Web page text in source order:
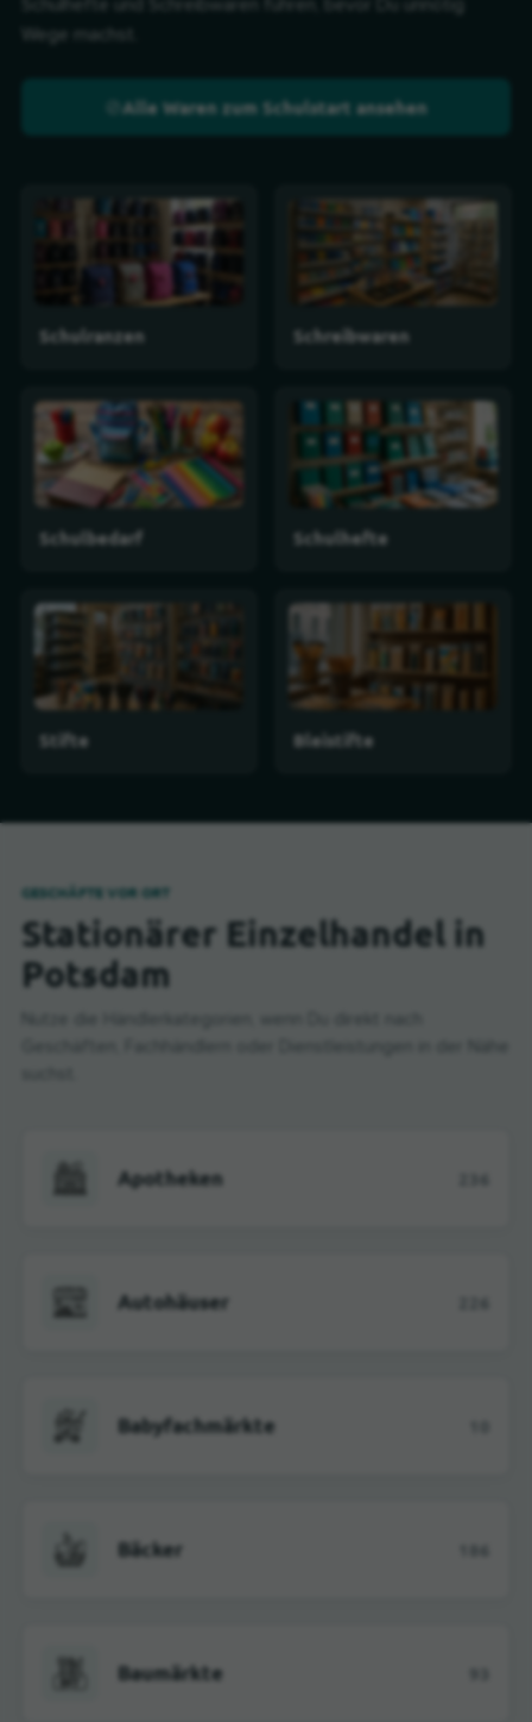
Alle Waren zum Schulstart ansehen
Schulranzen Schreibwaren
Schulbedarf Schulhefte
Stifte Bleistifte
GESCHÄFTE VOR ORT
Stationärer Einzelhandel in
Potsdam
Apotheken 236
Autohäuser 226
Babyfachmärkte
Bäcker 186
Baumärkte 93